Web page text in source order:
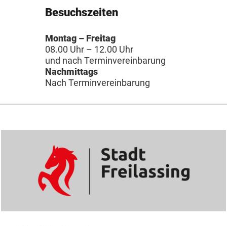
Besuchszeiten
Montag – Freitag
08.00 Uhr – 12.00 Uhr
und nach Terminvereinbarung
Nachmittags
Nach Terminvereinbarung